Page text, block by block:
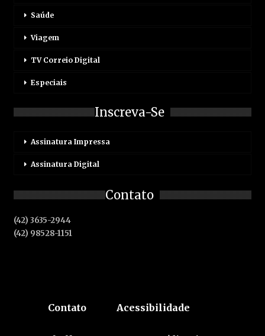
Saúde
Viagem
TV Correio Digital
Especiais
Inscreva-Se
Assinatura Impressa
Assinatura Digital
Contato
(42) 3635-2944
(42) 98528-1151
Contato Acessibilidade